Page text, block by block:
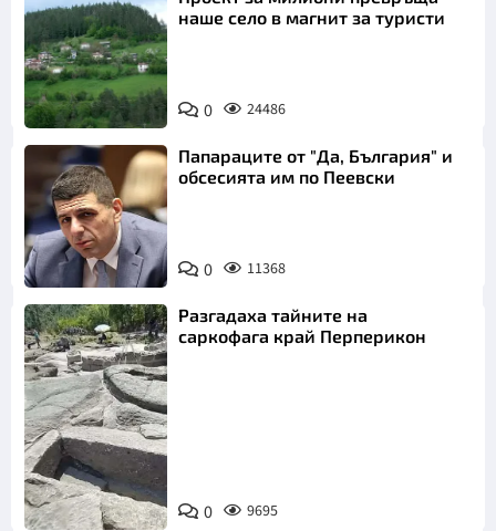
наше село в магнит за туристи
0 24486
Папараците от "Да, България" и
обсесията им по Пеевски
0 11368
Снимка:
Bulgaria ON
AIR
Разгадаха тайните на
саркофага край Перперикон
0 9695